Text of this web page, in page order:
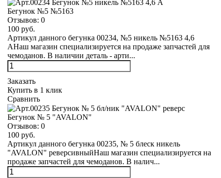
Бегунок №5 №5163
Отзывов: 0
100 руб.
Артикул данного бегунка 00234, №5 никель №5163 4,6
АНаш магазин специализируется на продаже запчастей для
чемоданов. В наличии деталь - арти...
Заказать
Купить в 1 клик
Сравнить
Бегунок № 5 "AVALON"
Отзывов: 0
100 руб.
Артикул данного бегунка 00235, № 5 блеск никель
"AVALON" реверсивныйНаш магазин специализируется на
продаже запчастей для чемоданов. В налич...